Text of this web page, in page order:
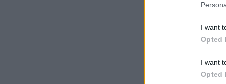
I want
Opted
I want
Opted
«Θέλω να γίνει